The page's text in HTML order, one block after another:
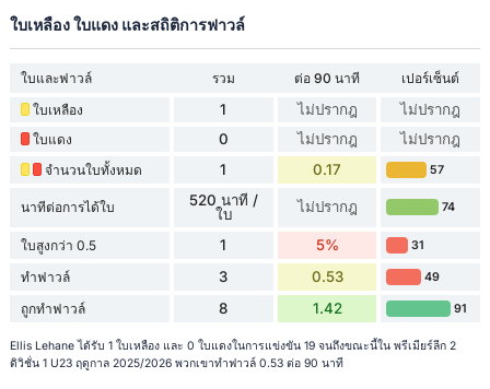
ใบเหลือง ใบแดง และสถิติการฟาวล์
ใบและฟาวล์ รวม ต่อ 90 นาที
เปอร์เซ็นต์
ใบเหลือง
1 ไม่ปรากฎ ไม่ปรากฎ
ใบแดง 0 ไม่ปรากฎ ไม่ปรากฎ
จำนวนใบทั้งหมด 1 0.17 57
นาทีต่อการได้ใบ
520 นาที /
ใบ
ไม่ปรากฎ 74
ใบสูงกว่า 0.5 1 5% 31
ทำฟาวล์ 3 0.53 49
ถูกทำฟาวล์ 8 1.42 91
Ellis Lehane ได้รับ 1 ใบเหลือง และ 0 ใบแดงในการแข่งขัน 19 จนถึงขณะนี้ใน พรีเมียร์ลีก 2
ดิวิชั่น 1 U23 ฤดูกาล 2025/2026 พวกเขาทำฟาวล์ 0.53 ต่อ 90 นาที